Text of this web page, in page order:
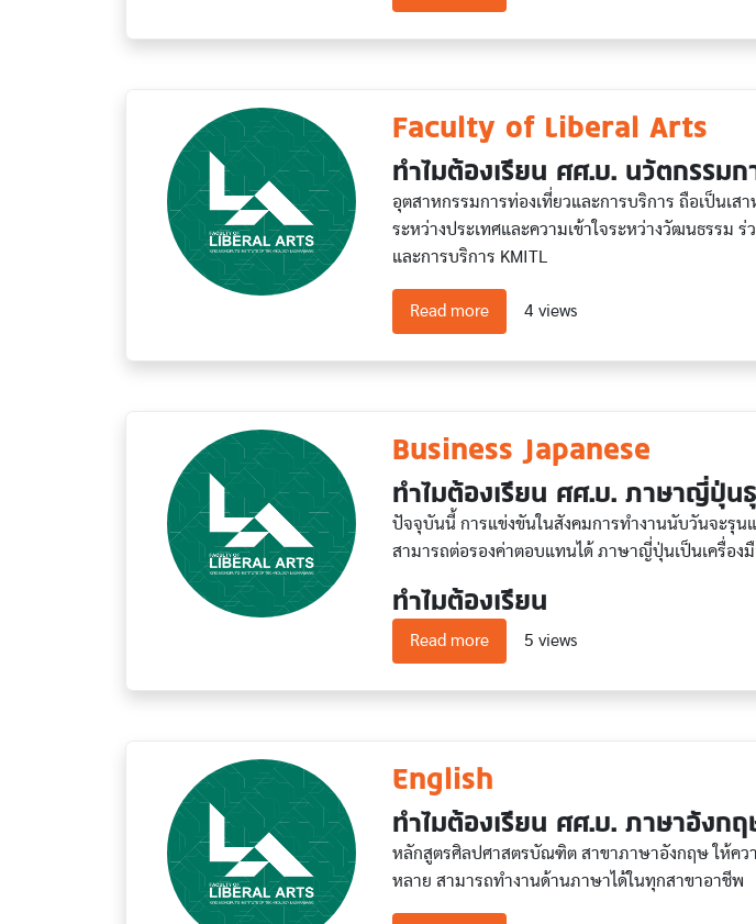
Faculty of Liberal Arts
ทำไมต้องเรียน ศศ.บ. นวัตกรรมก
อุตสาหกรรมการท่องเที่ยวและการบริการ ถือเป็นเส
ระหว่างประเทศและความเข้าใจระหว่างวัฒนธรรม
และการบริการ KMITL
Read moreabout Faculty of Liberal Arts
4 views
Business Japanese
ทำไมต้องเรียน ศศ.บ. ภาษาญี่ปุ่น
ปัจจุบันนี้ การแข่งขันในสังคมการทำงานนับวันจะรุน
สามารถต่อรองค่าตอบแทนได้ ภาษาญี่ปุ่นเป็นเครื่อ
ทำไมต้องเรียน
Read moreabout Business Japanese
5 views
English
ทำไมต้องเรียน ศศ.บ. ภาษาอังกฤ
หลักสูตรศิลปศาสตรบัณฑิต สาขาภาษาอังกฤษ ให้ค
หลาย สามารถทำงานด้านภาษาได้ในทุกสาขาอาชีพ